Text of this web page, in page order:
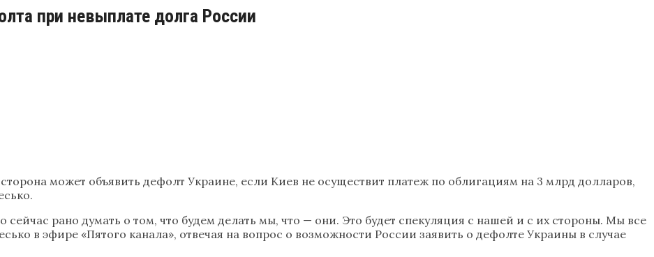
при невыплате долга России
может объявить дефолт Украине, если Киев не осуществит платеж по облигациям на 3 млрд долларов,
рано думать о том, что будем делать мы, что — они. Это будет спекуляция с нашей и с их стороны. Мы все
в эфире «Пятого канала», отвечая на вопрос о возможности России заявить о дефолте Украины в случае